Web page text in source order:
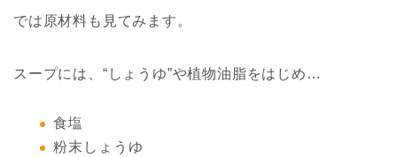
では原材料も見てみます。
スープには、“しょうゆ”や植物油脂をはじめ…
食塩
粉末しょうゆ